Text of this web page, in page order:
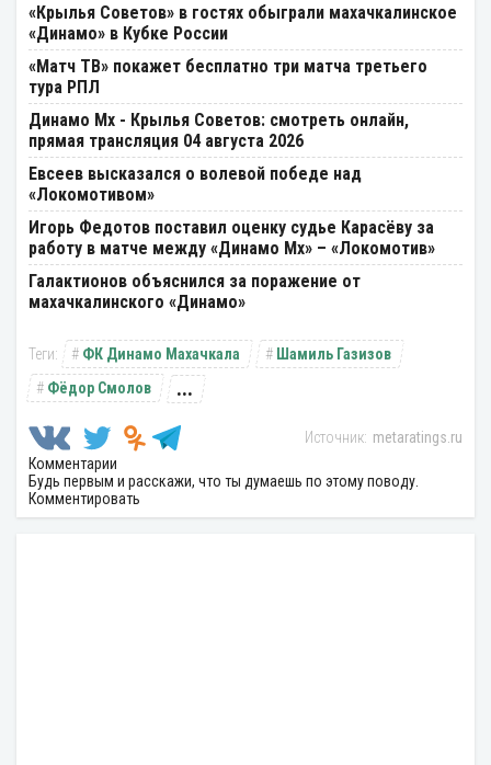
«Крылья Советов» в гостях обыграли махачкалинское
«Динамо» в Кубке России
«Матч ТВ» покажет бесплатно три матча третьего
тура РПЛ
Динамо Мх - Крылья Советов: смотреть онлайн,
прямая трансляция 04 августа 2026
Евсеев высказался о волевой победе над
«Локомотивом»
Игорь Федотов поставил оценку судье Карасёву за
работу в матче между «Динамо Мх» – «Локомотив»
Галактионов объяснился за поражение от
махачкалинского «Динамо»
ФК Динамо Махачкала
Шамиль Газизов
Фёдор Смолов
...
metaratings.ru
Комментарии
Будь первым и расскажи, что ты думаешь по этому поводу.
Комментировать